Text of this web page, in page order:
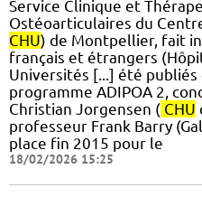
Service Clinique et
Ostéoarticulaires du
CHU) de Montpellier, fait
français et étrangers
Universités [...] été publiés
programme ADIPOA 2,
Christian Jorgensen ( CHU
professeur Frank Barry
place fin 2015 pour le
18/02/2026 15:25